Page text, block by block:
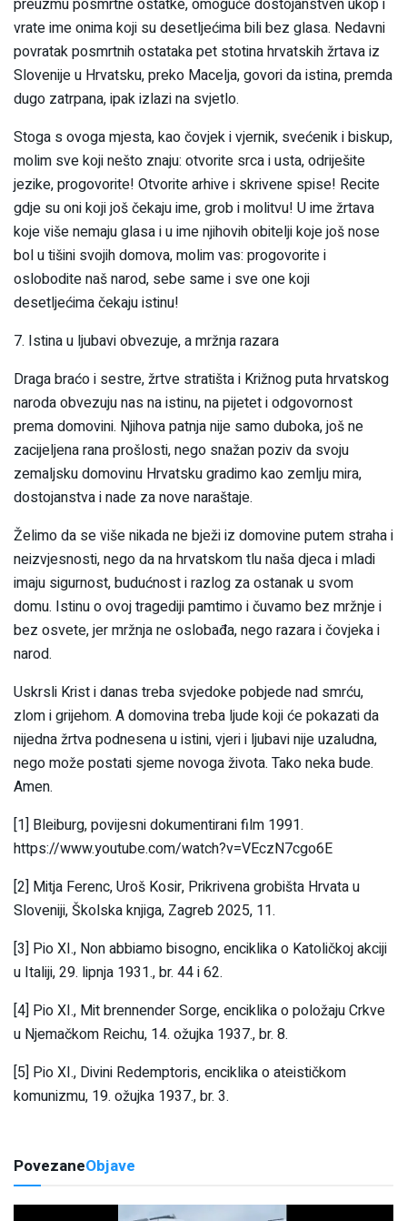
preuzmu posmrtne ostatke, omoguće dostojanstven ukop i
vrate ime onima koji su desetljećima bili bez glasa. Nedavni
povratak posmrtnih ostataka pet stotina hrvatskih žrtava iz
Slovenije u Hrvatsku, preko Macelja, govori da istina, premda
dugo zatrpana, ipak izlazi na svjetlo.
Stoga s ovoga mjesta, kao čovjek i vjernik, svećenik i biskup,
molim sve koji nešto znaju: otvorite srca i usta, odriješite
jezike, progovorite! Otvorite arhive i skrivene spise! Recite
gdje su oni koji još čekaju ime, grob i molitvu! U ime žrtava
koje više nemaju glasa i u ime njihovih obitelji koje još nose
bol u tišini svojih domova, molim vas: progovorite i
oslobodite naš narod, sebe same i sve one koji
desetljećima čekaju istinu!
7. Istina u ljubavi obvezuje, a mržnja razara
Draga braćo i sestre, žrtve stratišta i Križnog puta hrvatskog
naroda obvezuju nas na istinu, na pijetet i odgovornost
prema domovini. Njihova patnja nije samo duboka, još ne
zacijeljena rana prošlosti, nego snažan poziv da svoju
zemaljsku domovinu Hrvatsku gradimo kao zemlju mira,
dostojanstva i nade za nove naraštaje.
Želimo da se više nikada ne bježi iz domovine putem straha i
neizvjesnosti, nego da na hrvatskom tlu naša djeca i mladi
imaju sigurnost, budućnost i razlog za ostanak u svom
domu. Istinu o ovoj tragediji pamtimo i čuvamo bez mržnje i
bez osvete, jer mržnja ne oslobađa, nego razara i čovjeka i
narod.
Uskrsli Krist i danas treba svjedoke pobjede nad smrću,
zlom i grijehom. A domovina treba ljude koji će pokazati da
nijedna žrtva podnesena u istini, vjeri i ljubavi nije uzaludna,
nego može postati sjeme novoga života. Tako neka bude.
Amen.
[1] Bleiburg, povijesni dokumentirani film 1991.
https://www.youtube.com/watch?v=VEczN7cgo6E
[2] Mitja Ferenc, Uroš Kosir, Prikrivena grobišta Hrvata u
Sloveniji, Školska knjiga, Zagreb 2025, 11.
[3] Pio XI., Non abbiamo bisogno, enciklika o Katoličkoj akciji
u Italiji, 29. lipnja 1931., br. 44 i 62.
[4] Pio XI., Mit brennender Sorge, enciklika o položaju Crkve
u Njemačkom Reichu, 14. ožujka 1937., br. 8.
[5] Pio XI., Divini Redemptoris, enciklika o ateističkom
komunizmu, 19. ožujka 1937., br. 3.
PovezaneObjave